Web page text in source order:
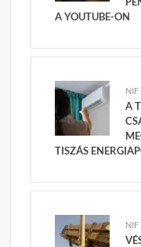
A YOUTUBE-ON
NIF
A
TISZÁS
NIF